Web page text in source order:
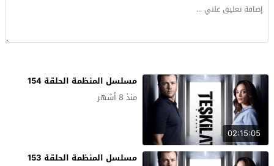
02:15:05
مسلسل المنظمة الحلقة 154
منذ 8 أشهر
مسلسل المنظمة الحلقة 153